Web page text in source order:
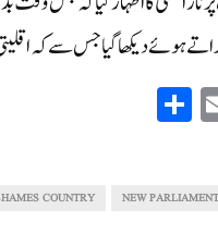
ہوئے دیکھا گیا جس سے کہ
E
m
NEW PARLIAMENT
COUNTRY